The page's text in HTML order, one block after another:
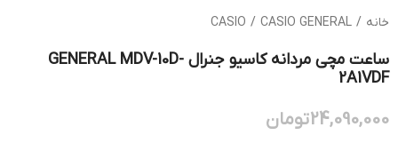
خانه /
CASIO / CASIO GENERAL
ساعت مچی مردانه کاسیو جنرال GENERAL MDV-10D-
2A1VDF
24,090,000تومان